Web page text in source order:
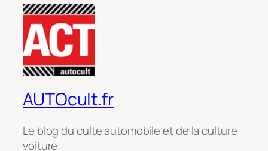
AUTOcult.fr
Le blog du culte automobile et de la culture
voiture